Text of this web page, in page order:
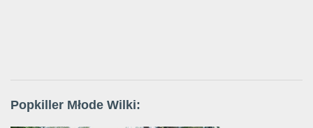
Popkiller Młode Wilki: